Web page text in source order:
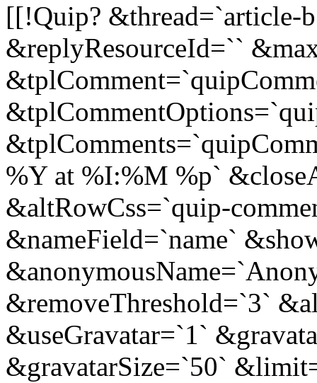
[[!Quip? &thread=`article-
&replyResourceId=``
%Y at %I:%M %p`
&altRowCss=`quip-
&nameField=`name`
&removeThreshold=`3`
&useGravatar=`1`
&gravatarSize=`50`